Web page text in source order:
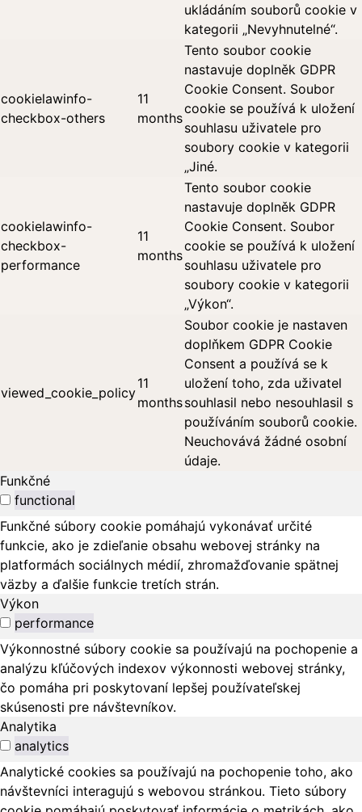
ukládáním souborů cookie v
kategorii „Nevyhnutelné“.
cookielawinfo-
checkbox-others
11
months
Tento soubor cookie
nastavuje doplněk GDPR
Cookie Consent. Soubor
cookie se používá k uložení
souhlasu uživatele pro
soubory cookie v kategorii
„Jiné.
cookielawinfo-
checkbox-
performance
11
months
Tento soubor cookie
nastavuje doplněk GDPR
Cookie Consent. Soubor
cookie se používá k uložení
souhlasu uživatele pro
soubory cookie v kategorii
„Výkon“.
viewed_cookie_policy
11
months
Soubor cookie je nastaven
doplňkem GDPR Cookie
Consent a používá se k
uložení toho, zda uživatel
souhlasil nebo nesouhlasil s
používáním souborů cookie.
Neuchovává žádné osobní
údaje.
Funkčné
functional
Funkčné súbory cookie pomáhajú vykonávať určité
funkcie, ako je zdieľanie obsahu webovej stránky na
platformách sociálnych médií, zhromažďovanie spätnej
väzby a ďalšie funkcie tretích strán.
Výkon
performance
Výkonnostné súbory cookie sa používajú na pochopenie a
analýzu kľúčových indexov výkonnosti webovej stránky,
čo pomáha pri poskytovaní lepšej používateľskej
skúsenosti pre návštevníkov.
Analytika
analytics
Analytické cookies sa používajú na pochopenie toho, ako
návštevníci interagujú s webovou stránkou. Tieto súbory